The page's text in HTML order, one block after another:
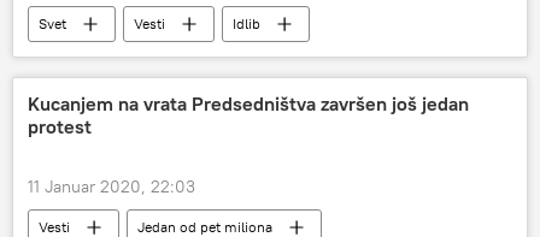
Svet Vesti
Idlib
sirijska armija
primirje
Kucanjem na vrata Predsedništva završen još jedan
protest
11 Januar 2020, 22:03
Vesti Jedan od pet miliona